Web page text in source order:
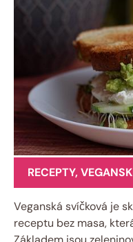
RECEPTY,
Veganská svíčková je
receptu bez masa,